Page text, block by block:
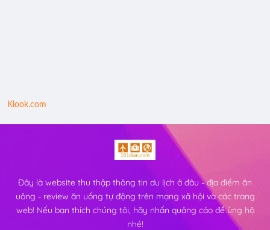
Klook.com
Đây là website thu thập thông tin du lịch ở đâu - địa điểm ăn
uông - review ăn uống tự động trên mạng xã hội và các trang
web! Nếu bạn thích chúng tôi, hãy nhấn quảng cáo để ủng hộ
nhé!